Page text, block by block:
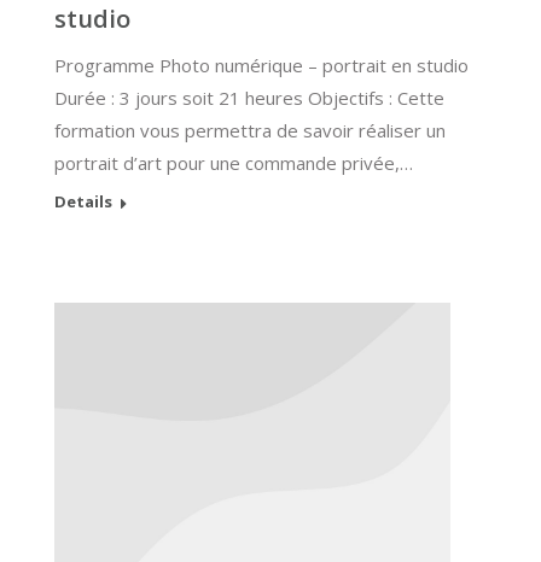
studio
Programme Photo numérique – portrait en studio
Durée : 3 jours soit 21 heures Objectifs : Cette
formation vous permettra de savoir réaliser un
portrait d’art pour une commande privée,…
Details